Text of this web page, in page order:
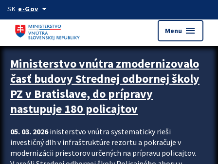
Preskocit na hlavný obsah
SK e-Govarrow_drop_down
Menu menu
Ministerstvo vnútra zmodernizovalo
časť budovy Strednej odbornej školy
PZ v Bratislave, do prípravy
nastupuje 180 policajtov
05. 03. 2026inisterstvo vnútra systematicky rieši
investičný dlh v infraštruktúre rezortu a pokračuje v
modernizácii priestorov určených na prípravu policajtov.